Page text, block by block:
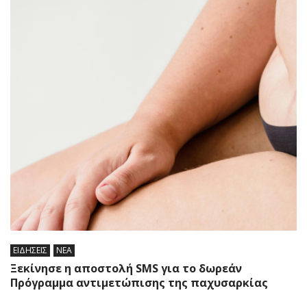
ΕΙΔΗΣΕΙΣ ΝΕΑ
Ξεκίνησε η αποστολή SMS για το δωρεάν
Πρόγραμμα αντιμετώπισης της παχυσαρκίας